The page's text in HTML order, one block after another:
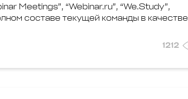
Meetings”, “Webinar.ru”, “We.Study”,
составе текущей команды в качестве
1212